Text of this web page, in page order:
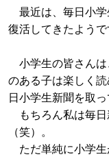
最近は、毎日小
復活してきたようで
小学生の皆さん
のある子は楽しく
日小学生新聞を取
もちろん私は毎
（笑）。
ただ単純に小学